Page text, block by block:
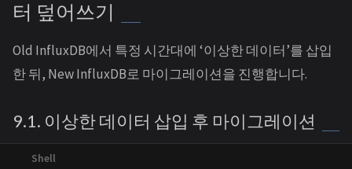
터 덮어쓰기
Old InfluxDB에서 특정 시간대에 ‘이상한 데이터’를 삽입
한 뒤, New InfluxDB로 마이그레이션을 진행합니다.
9.1. 이상한 데이터 삽입 후 마이그레이션